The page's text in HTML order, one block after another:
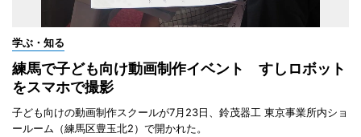
学ぶ・知る
練馬で子ども向け動画制作イベント すしロボット
をスマホで撮影
子ども向けの動画制作スクールが7月23日、鈴茂器工 東京事業所内ショ
ールーム（練馬区豊玉北2）で開かれた。